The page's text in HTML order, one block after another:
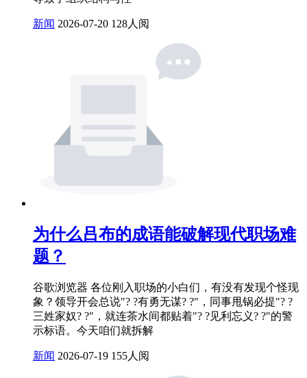
新闻 2026-07-20 128人阅
为什么吕布的成语能破解现代职场难
题？
谷歌浏览器 各位刚入职场的小白们，有没有发现个怪现
象？领导开会总说"? ?有勇无谋? ?"，同事甩锅必提"? ?
三姓家奴? ?"，就连茶水间都贴着"? ?见利忘义? ?"的警
示标语。今天咱们就拆解
新闻 2026-07-19 155人阅